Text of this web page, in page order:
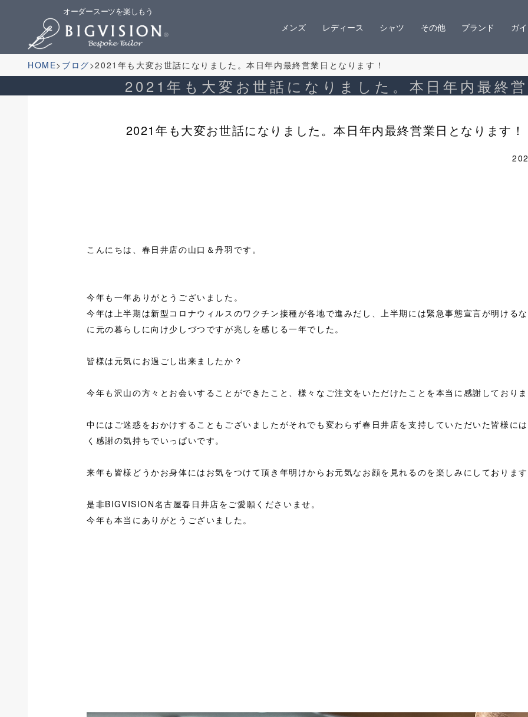
オーダースーツを楽しもう
メンズ レディース シャツ その他 ブランド ガ
HOME ブログ 2021年も大変お世話になりました。本日年内最終営業日となります！
2021年も大変お世話になりました。本日年内最終
2021年も大変お世話になりました。本日年内最終営業日となります！
こんにちは、春日井店の山口＆丹羽です。
今年も一年ありがとうございました。
今年は上半期は新型コロナウィルスのワクチン接種が各地で進みだし、上半期には緊急事態宣言が明ける
に元の暮らしに向け少しづつですが兆しを感じる一年でした。
皆様は元気にお過ごし出来ましたか？
今年も沢山の方々とお会いすることができたこと、様々なご注文をいただけたことを本当に感謝しており
中にはご迷惑をおかけすることもございましたがそれでも変わらず春日井店を支持していただいた皆様に
く感謝の気持ちでいっぱいです。
来年も皆様どうかお身体にはお気をつけて頂き年明けからお元気なお顔を見れるのを楽しみにしておりま
是非BIGVISION名古屋春日井店をご愛願くださいませ。
今年も本当にありがとうございました。